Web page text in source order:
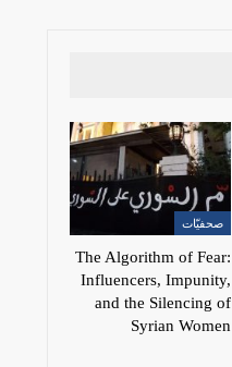
صحفيّات
The Algorithm of Fear:
Influencers, Impunity,
and the Silencing of
Syrian Women